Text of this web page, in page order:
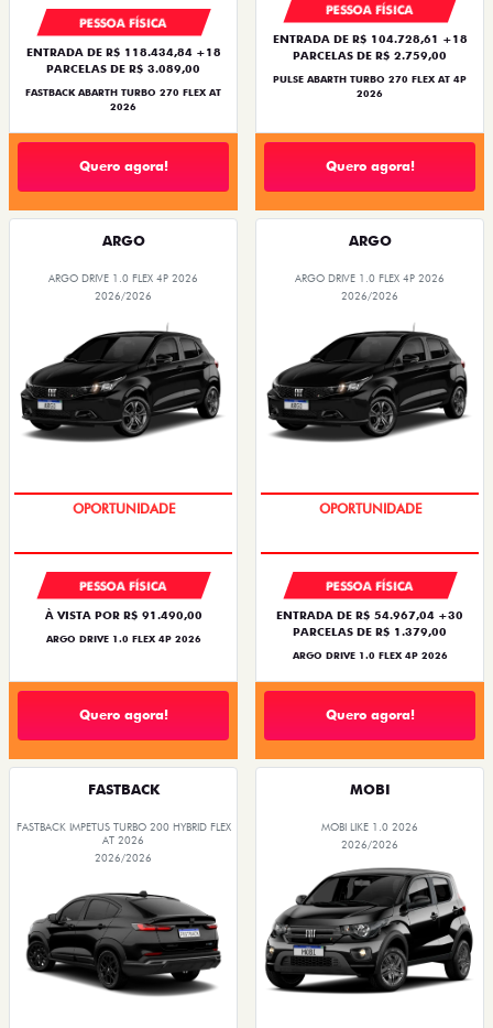
PESSOA FÍSICA
ENTRADA DE R$ 118.434,84 +18
PARCELAS DE R$ 3.089,00
FASTBACK ABARTH TURBO 270 FLEX AT
2026
Quero agora!
PESSOA FÍSICA
ENTRADA DE R$ 104.728,61 +18
PARCELAS DE R$ 2.759,00
PULSE ABARTH TURBO 270 FLEX AT 4P
2026
Quero agora!
ARGO
ARGO DRIVE 1.0 FLEX 4P 2026
2026/2026
BÔNUS DE 6 MIL REAIS
PESSOA FÍSICA
À VISTA POR R$ 91.490,00
ARGO DRIVE 1.0 FLEX 4P 2026
Quero agora!
ARGO
ARGO DRIVE 1.0 FLEX 4P 2026
2026/2026
BÔNUS DE 6 MIL REAIS
PESSOA FÍSICA
ENTRADA DE R$ 54.967,04 +30
PARCELAS DE R$ 1.379,00
ARGO DRIVE 1.0 FLEX 4P 2026
Quero agora!
FASTBACK
FASTBACK IMPETUS TURBO 200 HYBRID FLEX
AT 2026
2026/2026
MOBI
MOBI LIKE 1.0 2026
2026/2026